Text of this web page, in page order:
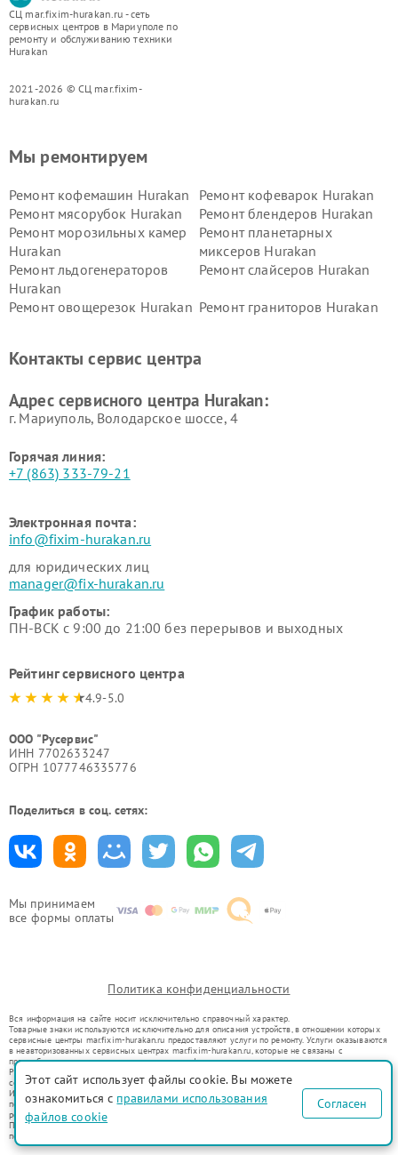
СЦ mar.fixim-hurakan.ru - сеть
сервисных центров в Мариуполе по
ремонту и обслуживанию техники
Hurakan
2021-2026 © СЦ mar.fixim-
hurakan.ru
Мы принимаем
все формы оплаты
Мы ремонтируем
Ремонт кофемашин Hurakan
Ремонт кофеварок Hurakan
Ремонт мясорубок Hurakan
Ремонт блендеров Hurakan
Ремонт морозильных камер
Hurakan
Ремонт планетарных
миксеров Hurakan
Ремонт льдогенераторов
Hurakan
Ремонт слайсеров Hurakan
Ремонт овощерезок Hurakan Ремонт граниторов Hurakan
Hurakan
Контакты сервис центра
Адрес сервисного центра Hurakan:
г. Мариуполь, Володарское шоссе, 4
Горячая линия:
+7 (863) 333-79-21
Электронная почта:
info@fixim-hurakan.ru
для юридических лиц
manager@fix-hurakan.ru
График работы:
ПН-ВСК с 9:00 до 21:00 без перерывов и выходных
Рейтинг сервисного центра
4.9-5.0
ООО "Русервис"
ИНН 7702633247
ОГРН 1077746335776
Поделиться в соц. сетях:
Политика конфиденциальности
Вся информация на сайте носит исключительно справочный характер.
Товарные знаки используются исключительно для описания устройств, в отношении которых
сервисные центры mar.fixim-hurakan.ru предоставляют услуги по ремонту. Услуги оказываются
в неавторизованных сервисных центрах mar.fixim-hurakan.ru, которые не связаны с
правообладателями товарных знаков или их официальными представителями.
Ремонт осуществляется для устройств, уже введенных в гражданский оборот в соответствии
со статьей 1487 ГК РФ.
Использование товарных знаков не преследует цели индивидуализации услуг или введения
потребителей в заблуждение, а служит для информирования о предоставляемых услугах по
ремонту техники указанных брендов.
Представленная на сайте информация не является публичной офертой, определяемой
положениями Статьи 437(2) Гражданского кодекса РФ
Этот сайт использует файлы cookie. Вы можете
ознакомиться с правилами использования
файлов cookie
Согласен